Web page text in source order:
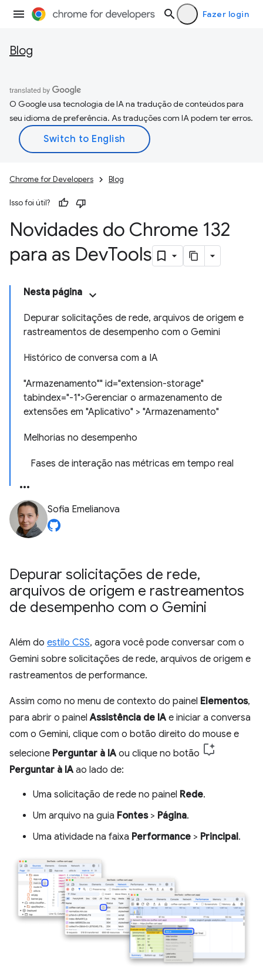
Fazer login
Blog
O Google usa tecnologia de IA na tradução de conteúdos para
seu idioma de preferência. As traduções com IA podem ter erros.
Chrome for Developers Blog
Isso foi útil?
Novidades do Chrome 132
para as DevTools
Nesta página
Depurar solicitações de rede, arquivos de origem e
rastreamentos de desempenho com o Gemini
Histórico de conversa com a IA
"Armazenamento"" id="extension-storage"
tabindex="-1">Gerenciar o armazenamento de
extensões em "Aplicativo" > "Armazenamento"
Melhorias no desempenho
Fases de interação nas métricas em tempo real
Sofia Emelianova
Depurar solicitações de rede,
arquivos de origem e rastreamentos
de desempenho com o Gemini
Além do estilo CSS, agora você pode conversar com o
Gemini sobre solicitações de rede, arquivos de origem e
rastreamentos de performance.
Assim como no menu de contexto do painel Elementos,
para abrir o painelAssistência de IA e iniciar a conversa
com o Gemini, clique com o botão direito do mouse e
selecione Perguntar à IA ou clique no botão
Perguntar à IA ao lado de:
Uma solicitação de rede no painel Rede.
Um arquivo na guia Fontes> Página.
Uma atividade na faixa Performance > Principal.